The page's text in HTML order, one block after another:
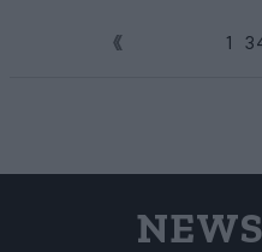
1 3